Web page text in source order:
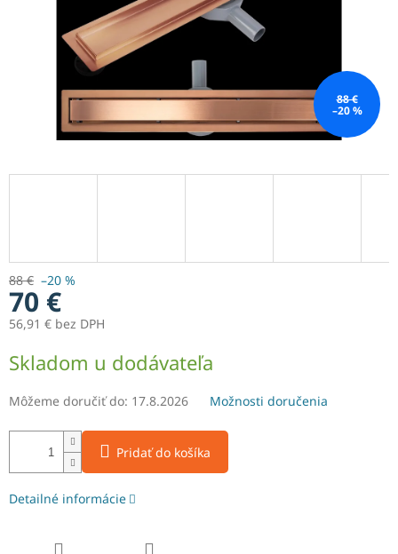
88 €
–20 %
88 € –20 %
70 €
56,91 € bez DPH
cena:
Skladom u dodávateľa
Môžeme doručiť do: 17.8.2026 Možnosti doručenia
Pridať do košíka
Detailné informácie